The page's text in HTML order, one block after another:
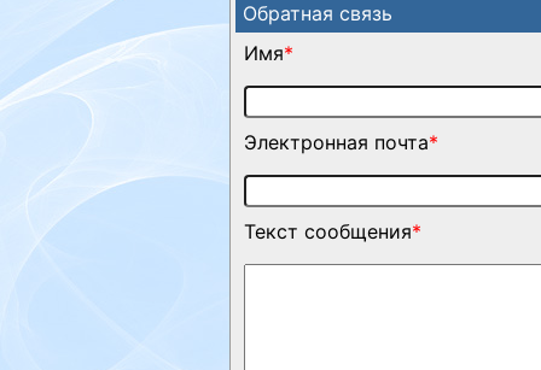
Обратная связь
Имя*
Электронная почта*
Текст сообщения*